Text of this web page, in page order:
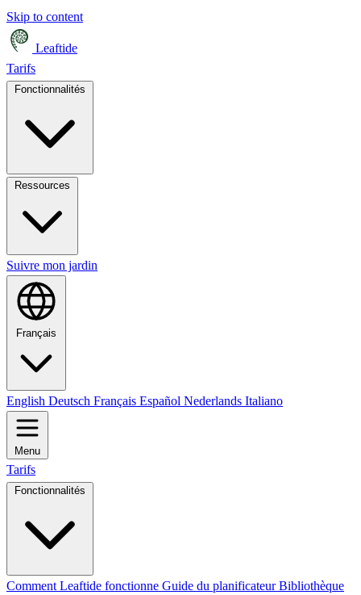
Skip to content
Leaftide
Tarifs
Suivre mon jardin
Français
English Deutsch Français Español Nederlands Italiano
Menu
Tarifs
Fonctionnalités
Comment Leaftide fonctionne Guide du planificateurBibliothèque